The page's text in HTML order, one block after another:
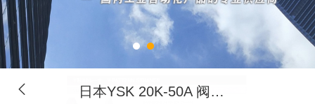
日本YSK 20K-50A 阀门 YASAKA VALVE阀门